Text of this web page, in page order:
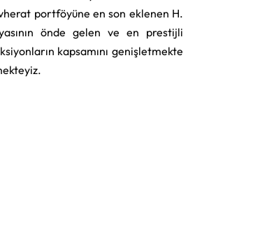
portföyüne en son eklenen H.
önde gelen ve en prestijli
kapsamını genişletmekte